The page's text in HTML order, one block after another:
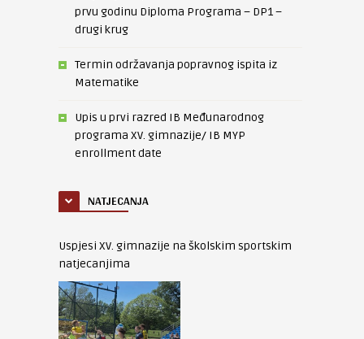
prvu godinu Diploma Programa – DP1 –
drugi krug
Termin održavanja popravnog ispita iz
Matematike
Upis u prvi razred IB Međunarodnog
programa XV. gimnazije/ IB MYP
enrollment date
NATJECANJA
Uspjesi XV. gimnazije na školskim sportskim
natjecanjima